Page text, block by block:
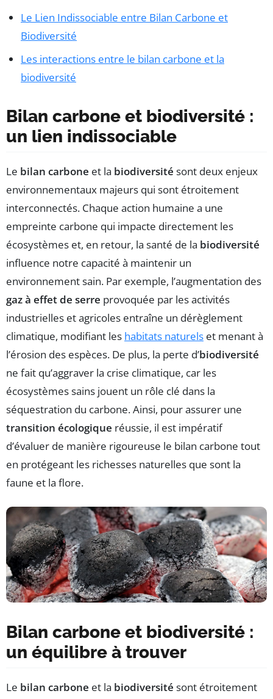
Le Lien Indissociable entre Bilan Carbone et
Biodiversité
Les interactions entre le bilan carbone et la
biodiversité
Bilan carbone et biodiversité :
un lien indissociable
Le bilan carbone et la biodiversité sont deux enjeux
environnementaux majeurs qui sont étroitement
interconnectés. Chaque action humaine a une
empreinte carbone qui impacte directement les
écosystèmes et, en retour, la santé de la biodiversité
influence notre capacité à maintenir un
environnement sain. Par exemple, l’augmentation des
gaz à effet de serre provoquée par les activités
industrielles et agricoles entraîne un dérèglement
climatique, modifiant les habitats naturels et menant à
l’érosion des espèces. De plus, la perte d’biodiversité
ne fait qu’aggraver la crise climatique, car les
écosystèmes sains jouent un rôle clé dans la
séquestration du carbone. Ainsi, pour assurer une
transition écologique réussie, il est impératif
d’évaluer de manière rigoureuse le bilan carbone tout
en protégeant les richesses naturelles que sont la
faune et la flore.
Bilan carbone et biodiversité :
un équilibre à trouver
Le bilan carbone et la biodiversité sont étroitement